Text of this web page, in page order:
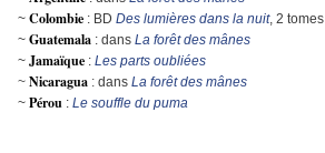
~ Colombie : BD Des lumières dans la nuit, 2 tomes
~ Guatemala : dans La forêt des mânes
~ Jamaïque : Les parts oubliées
~ Nicaragua : dans La forêt des mânes
~ Pérou : Le souffle du puma